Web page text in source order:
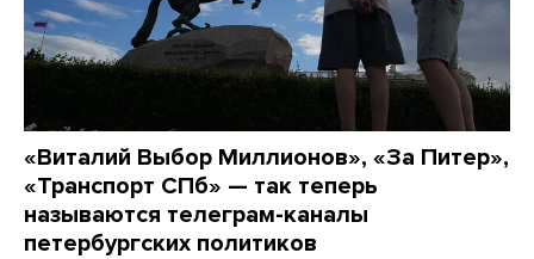
«Виталий Выбор Миллионов», «За Питер»,
«Транспорт СПб» — так теперь
называются телеграм-каналы
петербургских политиков